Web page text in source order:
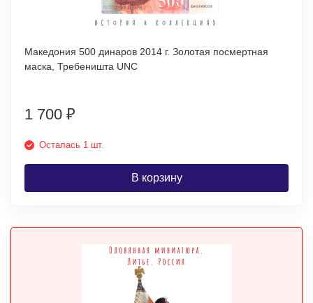
Македония 500 динаров 2014 г. Золотая посмертная
маска, Требеништа UNC
1 700 ₽
Осталась 1 шт.
В корзину